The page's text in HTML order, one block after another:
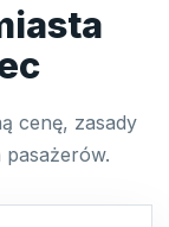
cenę, zasady